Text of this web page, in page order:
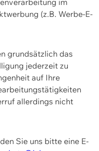
(z.B. Werbe-E-
grundsätzlich das
jederzeit zu
auf Ihre
allerdings nicht
Sie uns bitte eine E-